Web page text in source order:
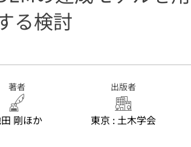
る検討
著者
剛ほか
出版者
東京 : 土木学会